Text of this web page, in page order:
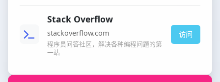
Stack Overflow
stackoverflow.com
程序员问答社区，解决各种编程问题的第
一站
访问